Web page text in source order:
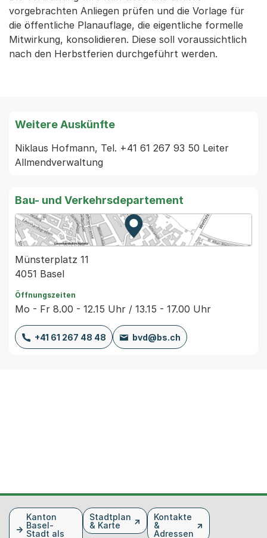
vorgebrachten Anliegen prüfen und die Vorlage für
die öffentliche Planauflage, die eigentliche formelle
Mitwirkung, konsolidieren. Diese soll voraussichtlich
nach den Herbstferien durchgeführt werden.
Weitere Auskünfte
Niklaus Hofmann, Tel. +41 61 267 93 50 Leiter
Allmendverwaltung
Bau- und Verkehrsdepartement
Zur Karte von MapBS.
Externer Link, wird in einem
Münsterplatz 11
4051 Basel
Öffnungszeiten
Mo - Fr 8.00 - 12.15 Uhr / 13.15 - 17.00 Uhr
+41 61 267 48 48 bvd@bs.ch
FusszeileKanton
Basel-
Stadt als
Stadtplan
& Karte
Kontakte
&
Adressen